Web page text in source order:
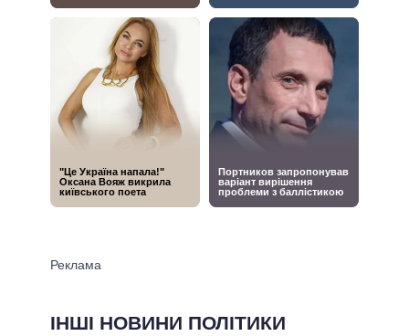
ІНШІ НОВИНИ ПОЛІТИКИ